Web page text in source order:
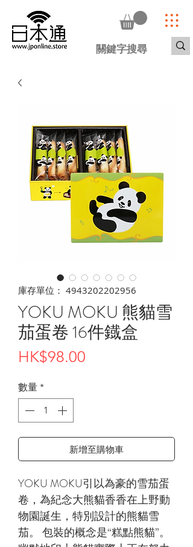
庫存單位： 4943202202956
YOKU MOKU 熊貓雪
茄蛋卷 16件鐡盒
HK$98.00
數量 *
新增至購物車
YOKU MOKU引以為豪的雪茄蛋
卷，為紀念大熊貓香香在上野動
物園誕生，特別設計的熊貓雪
茄。 包裝的概念是“糕點熊貓”。